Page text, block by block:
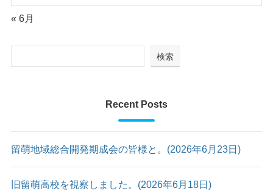
« 6月
検索
Recent Posts
留萌地域総合開発期成会の皆様と。(2026年6月23日)
旧留萌高校を視察しました。(2026年6月18日)